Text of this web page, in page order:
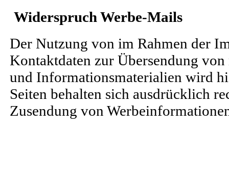
Widerspruch Werbe-Mails
Der Nutzung von im Rahmen der
Kontaktdaten zur Übersendung
und Informationsmaterialien wird
Seiten behalten sich ausdrücklich
Zusendung von